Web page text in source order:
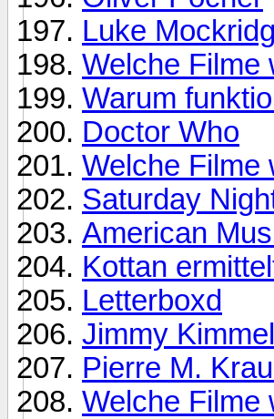
Luke
Welche Filme
Warum
Doctor Who
Welche Filme
Saturday
American
Kottan
Letterboxd
Jimmy
Pierre M.
Welche Filme